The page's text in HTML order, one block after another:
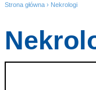
Strona główna › Nekrologi